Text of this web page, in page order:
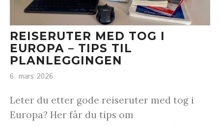
REISERUTER MED TOG I
EUROPA – TIPS TIL
PLANLEGGINGEN
6. mars 2026
Leter du etter gode reiseruter med tog i
Europa? Her får du tips om